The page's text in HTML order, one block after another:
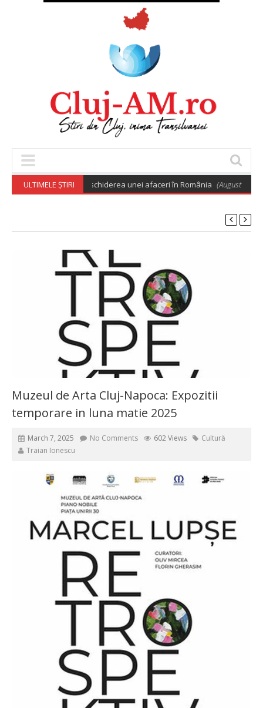
ULTIMELE ȘTIRI
de euro pentru deschiderea unei afaceri în România (August 8, 2026
Muzeul de Arta Cluj-Napoca: Expozitii
temporare in luna matie 2025
March 7, 2025 No Comments 602 Views
Cultură
Traian Ionescu